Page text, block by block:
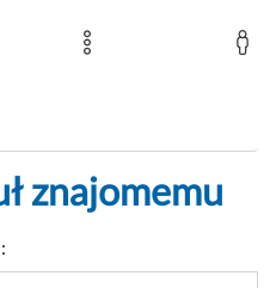
znajomemu